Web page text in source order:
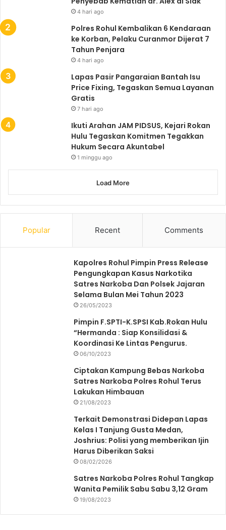
4 hari ago
Polres Rohul Kembalikan 6 Kendaraan
ke Korban, Pelaku Curanmor Dijerat 7
Tahun Penjara
4 hari ago
Lapas Pasir Pangaraian Bantah Isu
Price Fixing, Tegaskan Semua Layanan
Gratis
7 hari ago
Ikuti Arahan JAM PIDSUS, Kejari Rokan
Hulu Tegaskan Komitmen Tegakkan
Hukum Secara Akuntabel
1 minggu ago
Load More
Popular Recent Comments
Kapolres Rohul Pimpin Press Release
Pengungkapan Kasus Narkotika
Satres Narkoba Dan Polsek Jajaran
Selama Bulan Mei Tahun 2023
26/05/2023
Pimpin F.SPTI-K.SPSI Kab.Rokan Hulu
“Hermanda : Siap Konsilidasi &
Koordinasi Ke Lintas Pengurus.
06/10/2023
Ciptakan Kampung Bebas Narkoba
Satres Narkoba Polres Rohul Terus
Lakukan Himbauan
21/08/2023
Terkait Demonstrasi Didepan Lapas
Kelas I Tanjung Gusta Medan,
Joshrius: Polisi yang memberikan Ijin
Harus Diberikan Saksi
08/02/2026
Satres Narkoba Polres Rohul Tangkap
Wanita Pemilik Sabu Sabu 3,12 Gram
19/08/2023